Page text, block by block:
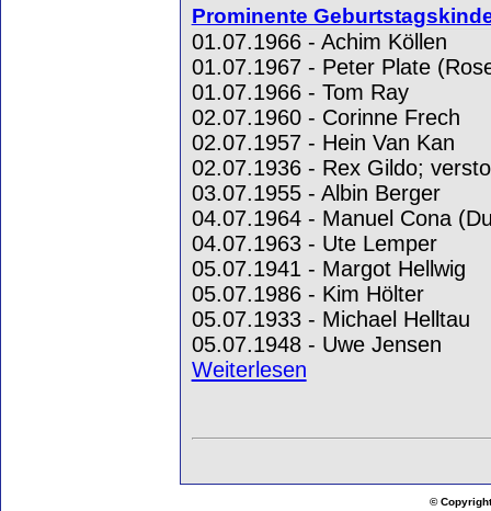
Prominente
01.07.1966 - Achim Köllen
01.07.1967 - Peter Plate
01.07.1966 - Tom Ray
02.07.1960 - Corinne Frech
02.07.1957 - Hein Van Kan
02.07.1936 - Rex Gildo;
03.07.1955 - Albin Berger
04.07.1964 - Manuel Cona
04.07.1963 - Ute Lemper
05.07.1941 - Margot Hellwig
05.07.1986 - Kim Hölter
05.07.1933 - Michael Helltau
05.07.1948 - Uwe Jensen
Weiterlesen
©